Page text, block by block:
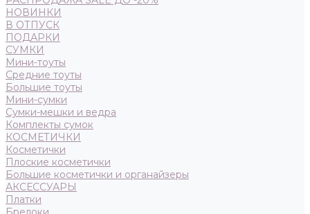
НОВИНКИ
В ОТПУСК
ПОДАРКИ
СУМКИ
Мини-тоуты
Средние тоуты
Большие тоуты
Мини-сумки
Сумки-мешки и ведра
Комплекты сумок
КОСМЕТИЧКИ
Косметички
Плоские косметички
Большие косметички и органайзеры
АКСЕССУАРЫ
Платки